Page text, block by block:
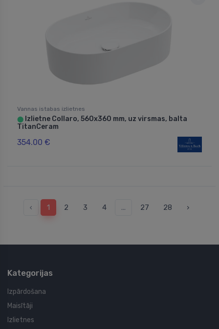
Vannas istabas izlietnes
⬤ Izlietne Collaro, 560x360 mm, uz virsmas, balta
TitanCeram
354.00 €
‹ 1 2 3 4 ... 27 28 ›
Kategorijas
Izpārdošana
Maisītāji
Izlietnes